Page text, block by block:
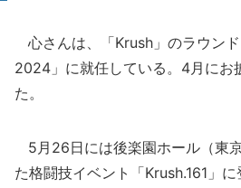
心さんは、「Krush」のラウン
2024」に就任している。4月にお
た。
5月26日には後楽園ホール（東
た格闘技イベント「Krush.161」